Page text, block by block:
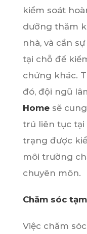
kiểm soát
dưỡng thăm
nhà, và cần
tại chỗ để
chứng khác.
đó, đội ngũ
Homesẽ
trú liên tục
trạng được
môi trường
chuyên môn.
Chăm sóc
Việc chăm